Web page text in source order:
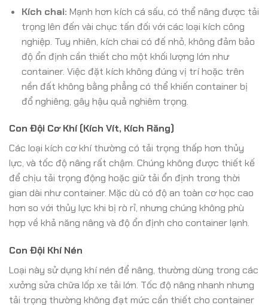
Kích chai: Mạnh hơn kích cá sấu, có thể nâng được tải
trọng lên đến vài chục tấn đối với các loại kích công
nghiệp. Tuy nhiên, kích chai có đế nhỏ, không đảm bảo
độ ổn định cần thiết cho một khối lượng lớn như
container. Việc đặt kích không đúng vị trí hoặc trên
nền đất không bằng phẳng có thể khiến container bị
đổ nghiêng, gây hậu quả nghiêm trọng.
Con Đội Cơ Khí (Kích Vít, Kích Răng)
Các loại kích cơ khí thường có tải trọng thấp hơn thủy
lực, và tốc độ nâng rất chậm. Chúng không được thiết kế
để chịu tải trọng động hoặc giữ tải ổn định trong thời
gian dài như container. Mặc dù có độ an toàn cơ học cao
hơn so với thủy lực khi bị rò rỉ, nhưng chúng không phù
hợp về khả năng nâng và độ ổn định cho container lạnh.
Con Đội Khí Nén
Loại này sử dụng khí nén để nâng, thường dùng trong các
xưởng sửa chữa lốp xe tải lớn. Tốc độ nâng nhanh nhưng
tải trọng thường không đạt mức cần thiết cho container